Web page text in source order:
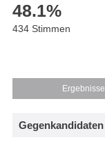
48.1%
434 Stimmen
Ergebnisse
Gegenkandidaten